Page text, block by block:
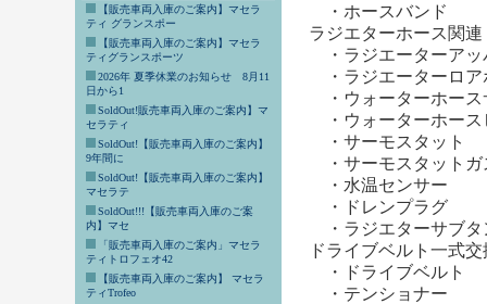
【販売車両入庫のご案内】マセラ
ティ グランスポー
【販売車両入庫のご案内】マセラ
ティグランスポーツ
2026年 夏季休業のお知らせ 8月11
日から1
SoldOut!販売車両入庫のご案内】マ
セラティ
SoldOut!【販売車両入庫のご案内】
9年間に
SoldOut!【販売車両入庫のご案内】
マセラテ
SoldOut!!!【販売車両入庫のご案
内】マセ
「販売車両入庫のご案内」マセラ
ティトロフェオ42
【販売車両入庫のご案内】 マセラ
ティTrofeo
・ホースバンド
ラジエターホース関連
・ラジエーターアッ
・ラジエーターロア
・ウォーターホース
・ウォーターホース
・サーモスタット
・サーモスタットガ
・水温センサー
・ドレンプラグ
・ラジエターサブタ
ドライブベルト一式交
・ドライブベルト
・テンショナー